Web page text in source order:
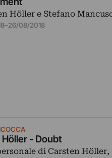
Höller e Stefano
–26/08/2018
- Doubt
di Carsten